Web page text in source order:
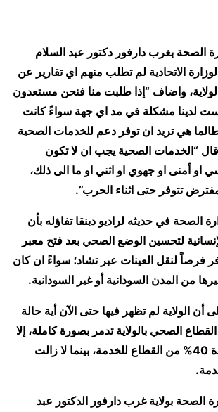
الصحة بغرب دارفور دكتور عبد السلام
الاتحادية لم تطلب منهم اي تقارير عن
واضاف “إذا طلبت منا فنحن مستعدون
لدينا مشكلة في مد اي جهة سواءً كانت
هي تريد ان توفر دعم للخدمات الصحية
“الخدمات الصحية يجب ان لا تكون
او أمنى او جهوي او اثني او ما الى ذلك،
مفترض تتوفر حتى اثناء الحرب”.
الصحة في حديثه لراديو دبنقا تفاؤله بأن
لتحسين الوضع الصحي بعد فتح معبر
فرصاً لنقل العينات عبر تشاد؛ سواءً ان كان
من المدن السودانية أو غير السودانية.
أن الولاية لم تظهر فيها حتى الآن أية حالة
الصحي بالولاية تدمر بصورة كاملة، إلا
إنهم تمكنوا من إعادة 40% من القطاع للخدمة، بينما لا زالت
الصحة بولاية غرب دارفور الدكتور عبد